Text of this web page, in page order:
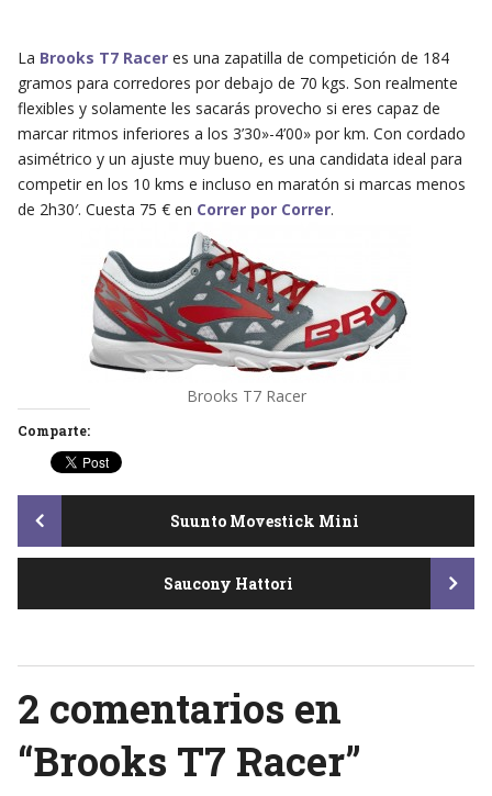
La Brooks T7 Raceres una zapatilla de competición de 184
gramos para corredores por debajo de 70 kgs. Son realmente
flexibles y solamente les sacarás provecho si eres capaz de
marcar ritmos inferiores a los 3’30»-4’00» por km. Con cordado
asimétrico y un ajuste muy bueno, es una candidata ideal para
competir en los 10 kms e incluso en maratón si marcas menos
de 2h30′. Cuesta 75 € en Correr por Correr.
Brooks T7 Racer
Comparte:
Post
navigation
Suunto Movestick Mini
Saucony Hattori
2 comentarios en
“Brooks T7 Racer”